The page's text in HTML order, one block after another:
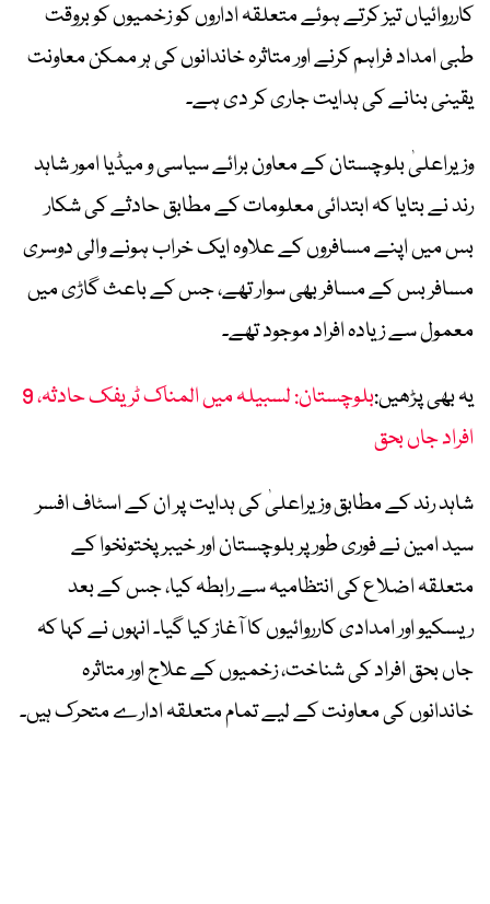
کارروائیاں تیز کرتے ہوئے متعلقہ اداروں کو زخمیوں کو بروقت
طبی امداد فراہم کرنے اور متاثرہ خاندانوں کی ہر ممکن معاونت
یقینی بنانے کی ہدایت جاری کر دی ہے۔
وزیراعلیٰ بلوچستان کے معاون برائے سیاسی و میڈیا امور شاہد
رند نے بتایا کہ ابتدائی معلومات کے مطابق حادثے کی شکار
بس میں اپنے مسافروں کے علاوہ ایک خراب ہونے والی دوسری
مسافر بس کے مسافر بھی سوار تھے، جس کے باعث گاڑی میں
معمول سے زیادہ افراد موجود تھے۔
یہ بھی پڑھیں:
بلوچستان: لسبیلہ میں المناک ٹریفک حادثہ، 9
افراد جاں بحق
شاہد رند کے مطابق وزیراعلیٰ کی ہدایت پر ان کے اسٹاف افسر
سید امین نے فوری طور پر بلوچستان اور خیبرپختونخوا کے
متعلقہ اضلاع کی انتظامیہ سے رابطہ کیا، جس کے بعد
ریسکیو اور امدادی کارروائیوں کا آغاز کیا گیا۔ انہوں نے کہا کہ
جاں بحق افراد کی شناخت، زخمیوں کے علاج اور متاثرہ
خاندانوں کی معاونت کے لیے تمام متعلقہ ادارے متحرک ہیں۔